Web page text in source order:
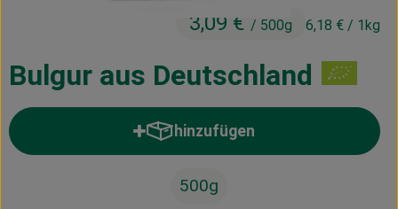
Lieferservice
Neues vom Hof
Bulgur aus Deutschland
3,09 € / 500g 6,18 € / 1kg
hinzufügen
Produkt zum Warenkorb
500g